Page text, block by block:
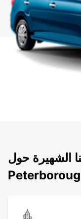
الشهيرة حول